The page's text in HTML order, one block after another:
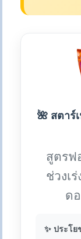
🌺 สตาร์
สูตรฟ
ช่วงเ
ด
✨ ประโ